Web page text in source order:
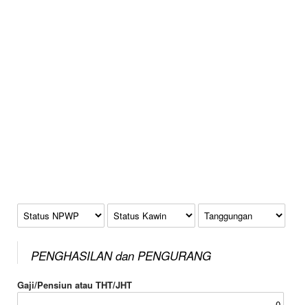
Status NPWP Status Kawin Tanggungan
PENGHASILAN dan PENGURANG
Gaji/Pensiun atau THT/JHT